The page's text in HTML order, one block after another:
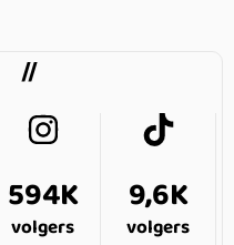
594K
volgers
9,6K
volgers